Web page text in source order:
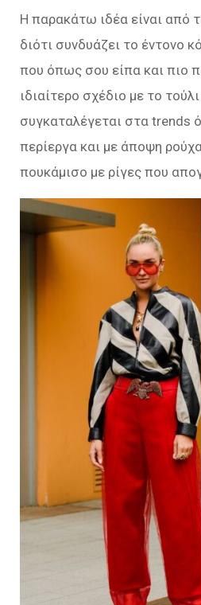
Η παρακάτω ιδέα είναι από
διότι συνδυάζει το έντονο
που όπως σου είπα και πιο
ιδιαίτερο σχέδιο με το
συγκαταλέγεται στα trends
περίεργα και με άποψη
πουκάμισο με ρίγες που